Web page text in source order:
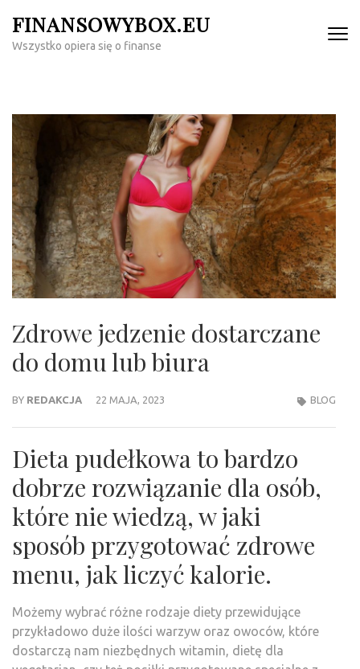
content
FINANSOWYBOX.EU
Wszystko opiera się o finanse
Zdrowe jedzenie dostarczane
do domu lub biura
BY REDAKCJA 22 MAJA, 2023 BLOG
Dieta pudełkowa to bardzo
dobrze rozwiązanie dla osób,
które nie wiedzą, w jaki
sposób przygotować zdrowe
menu, jak liczyć kalorie.
Możemy wybrać różne rodzaje diety przewidujące
przykładowo duże ilości warzyw oraz owoców, które
dostarczą nam niezbędnych witamin, dietę dla